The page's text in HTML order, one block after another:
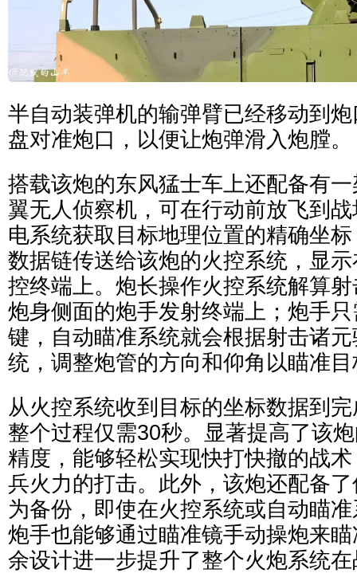
半自动装弹机的输弹臂已经移动到
盘对准炮口，以便让炮弹滑入炮膛。
搭载该炮的东风猛士车上还配备有
翼无人侦察机，可在行动前放飞到
电系统获取目标地理位置的精确坐
数据链传送给该炮的火控系统，显
控终端上。炮长操作火控系统解算
炮身侧面的炮手发射终端上；炮手
键，自动瞄准系统就会根据射击诸
统，调整炮管的方向和仰角以瞄准
从火控系统收到目标的坐标数据到
整个过程仅需30秒。显著提高了该
精度，能够轻松实现快打快撤的战
兵火力的打击。此外，该炮还配备
为备份，即使在火控系统或自动瞄
炮手也能够通过瞄准镜手动操炮来
余设计进一步提升了整个火炮系统